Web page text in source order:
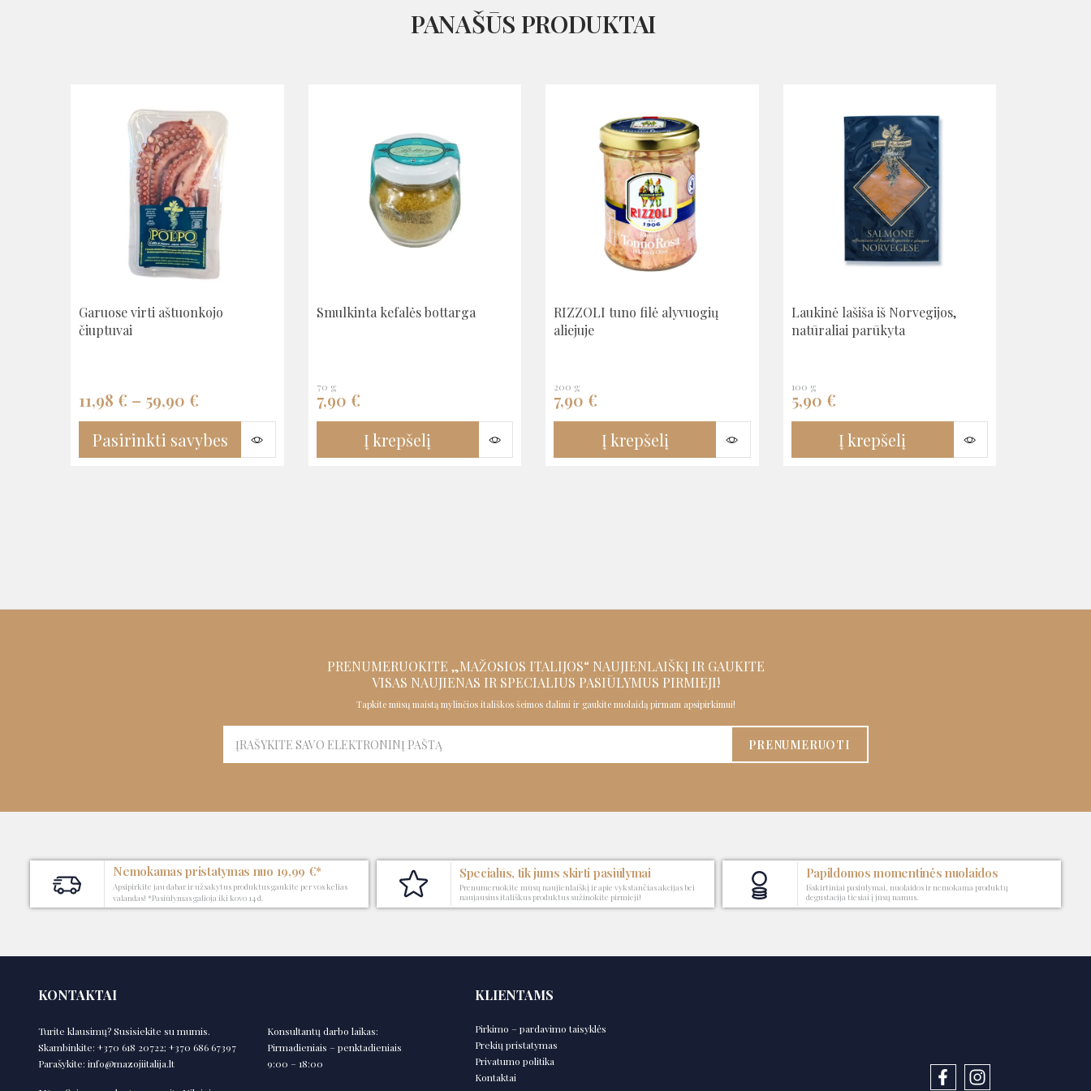
PANAŠŪS PRODUKTAI
Garuose virti aštuonkojo
čiuptuvai
11,98 € – 59,90 €
Pasirinkti savybes
Smulkinta kefalės bottarga
70 g
7,90 €
Į krepšelį
RIZZOLI tuno filė alyvuogių
aliejuje
200 g
7,90 €
Į krepšelį
Laukinė lašiša iš Norvegijos,
natūraliai parūkyta
100 g
5,90 €
Į krepšelį
PRENUMERUOKITE „MAŽOSIOS ITALIJOS“ NAUJIENLAIŠKĮ IR GAUKITE
VISAS NAUJIENAS IR SPECIALIUS PASIŪLYMUS PIRMIEJI!
Tapkite mūsų maistą mylinčios itališkos šeimos dalimi ir gaukite nuolaidą pirmam apsipirkimui!
PRENUMERUOTI
Nemokamas pristatymas nuo 19,99 €*
Apsipirkite jau dabar ir užsakytus produktus gaukite per vos kelias
valandas! *Pasiūlymas galioja iki kovo 14 d.
Specialūs, tik jums skirti pasiūlymai
Prenumeruokite mūsų naujienlaiškį ir apie vykstančias akcijas bei
naujausius itališkus produktus sužinokite pirmieji!
Papildomos momentinės nuolaidos
Išskirtiniai pasiūlymai, nuolaidos ir nemokama produktų
degustacija tiesiai į jūsų namus.
KONTAKTAI
Turite klausimų? Susisiekite su mumis.
Skambinkite: +370 618 20722; +370 686 67397
Parašykite: info@mazojiitalija.lt
Konsultantų darbo laikas:
Pirmadieniais – penktadieniais
9:00 – 18:00
KLIENTAMS
Pirkimo – pardavimo taisyklės
Prekių pristatymas
Privatumo politika
Kontaktai